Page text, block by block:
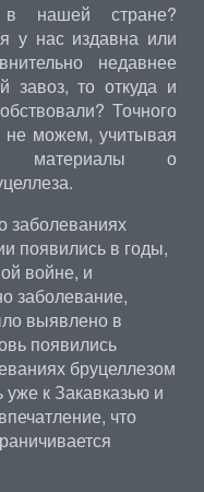
в нашей стране?
у нас издавна или
недавнее
завоз, то откуда и
Точного
не можем, учитывая
материалы о
появились в годы,
войне, и
заболевание,
выявлено в
появились
бруцеллезом
к Закавказью и
что